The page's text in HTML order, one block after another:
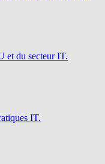
et du secteur IT.
IT.